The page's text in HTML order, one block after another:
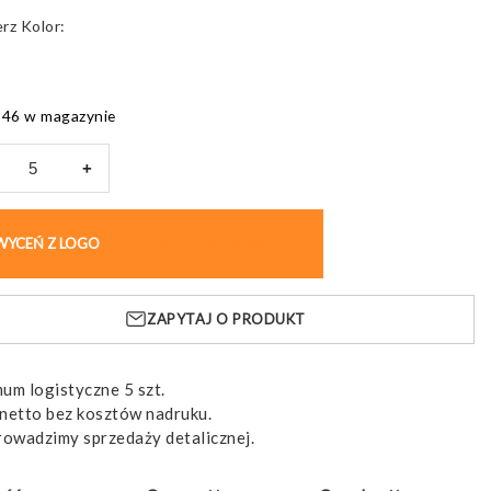
Kolor
w magazynie
+
Z LOGO
ZAPYTAJ O PRODUKT
logistyczne 5 szt.
bez kosztów nadruku.
sprzedaży detalicznej.